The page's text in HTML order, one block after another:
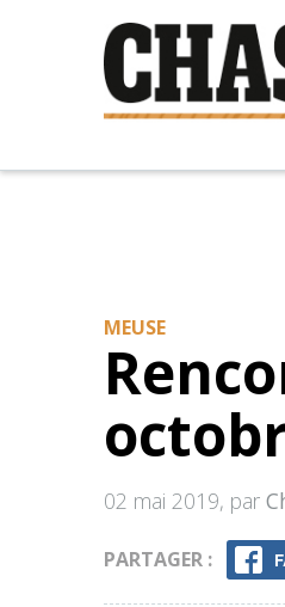
MEUSE
02 mai 2019, par
PARTAGER :